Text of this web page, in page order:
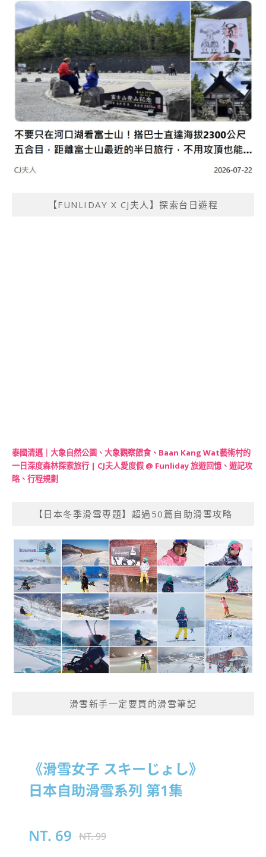
【FUNLIDAY X CJ夫人】探索台日遊程
泰國清邁｜大象自然公園、大象觀察餵食、Baan Kang Wat藝術村的
一日深度森林探索旅行 | CJ夫人愛度假 @ Funliday 旅遊回憶、遊記攻
略、行程規劃
【日本冬季滑雪專題】超過50篇自助滑雪攻略
滑雪新手一定要買的滑雪筆記